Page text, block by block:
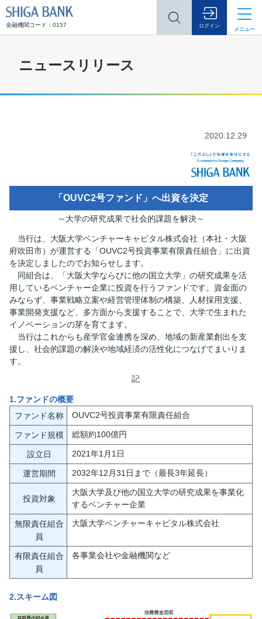
金融機関コード：0157 ログイン
メニュー
ニュースリリース
2020.12.29
「OUVC2号ファンド」へ出資を決定
～大学の研究成果で社会的課題を解決～
当行は、大阪大学ベンチャーキャピタル株式会社（本社・大阪
府吹田市）が運営する「OUVC2号投資事業有限責任組合」に出資
を決定しましたのでお知らせします。
同組合は、「大阪大学ならびに他の国立大学」の研究成果を活
用しているベンチャー企業に投資を行うファンドです。資金面の
みならず、事業戦略立案や経営管理体制の構築、人材採用支援、
事業開発支援など、多方面から支援することで、大学で生まれた
イノベーションの芽を育てます。
当行はこれからも産学官金連携を深め、地域の新産業創出を支
援し、社会的課題の解決や地域経済の活性化につなげてまいりま
す。
記
1.ファンドの概要
ファンド名称
OUVC2号投資事業有限責任組合
ファンド規模 総額約100億円
設立日 2021年1月1日
運営期間 2032年12月31日まで（最長3年延長）
投資対象
大阪大学及び他の国立大学の研究成果を事業化
するベンチャー企業
無限責任組合
員
大阪大学ベンチャーキャピタル株式会社
有限責任組合
員
各事業会社や金融機関など
2.スキーム図